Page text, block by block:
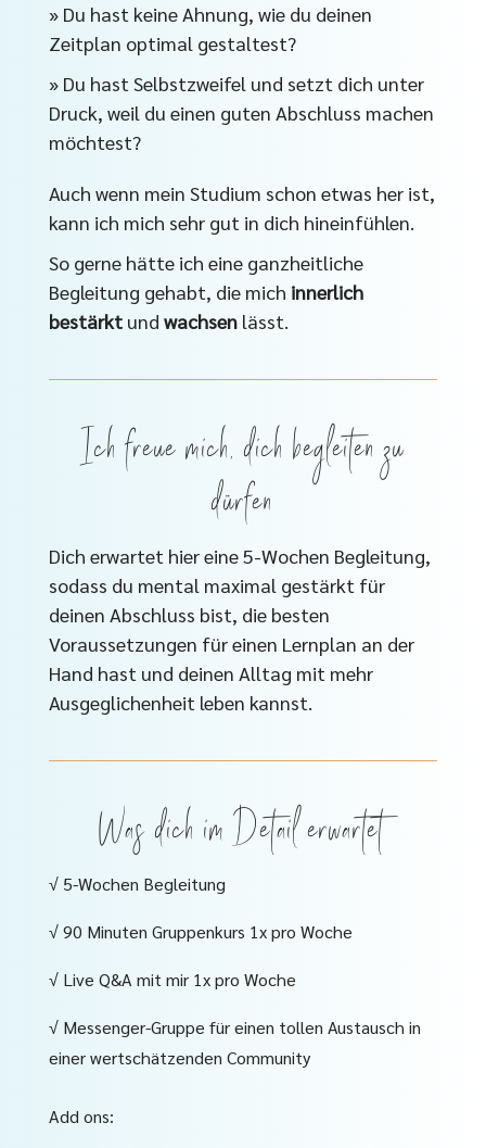
» Du hast keine Ahnung, wie du deinen
Zeitplan optimal gestaltest?
» Du hast Selbstzweifel und setzt dich unter
Druck, weil du einen guten Abschluss machen
möchtest?
Auch wenn mein Studium schon etwas her ist,
kann ich mich sehr gut in dich hineinfühlen.
So gerne hätte ich eine ganzheitliche
Begleitung gehabt, die mich innerlich
bestärktund wachsenlässt.
Ich freue mich, dich begleiten zu
dürfen
Dich erwartet hier eine 5-Wochen Begleitung,
sodass du mental maximal gestärkt für
deinen Abschluss bist, die besten
Voraussetzungen für einen Lernplan an der
Hand hast und deinen Alltag mit mehr
Ausgeglichenheit leben kannst.
Was dich im Detail erwartet
√ 5-Wochen Begleitung
√ 90 Minuten Gruppenkurs 1x pro Woche
√ Live Q&A mit mir 1x pro Woche
√ Messenger-Gruppe für einen tollen Austausch in
einer wertschätzenden Community
Add ons: